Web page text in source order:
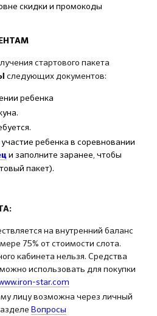
скидки и промокоды
стартового пакета
следующих документов:
ребенка
ребенка в соревновании
и заполните заранее, чтобы
пакет).
на внутренний баланс
75% от стоимости слота.
кабинета нельзя. Средства
использовать для покупки
star.com
лицу возможна через личный
Вопросы